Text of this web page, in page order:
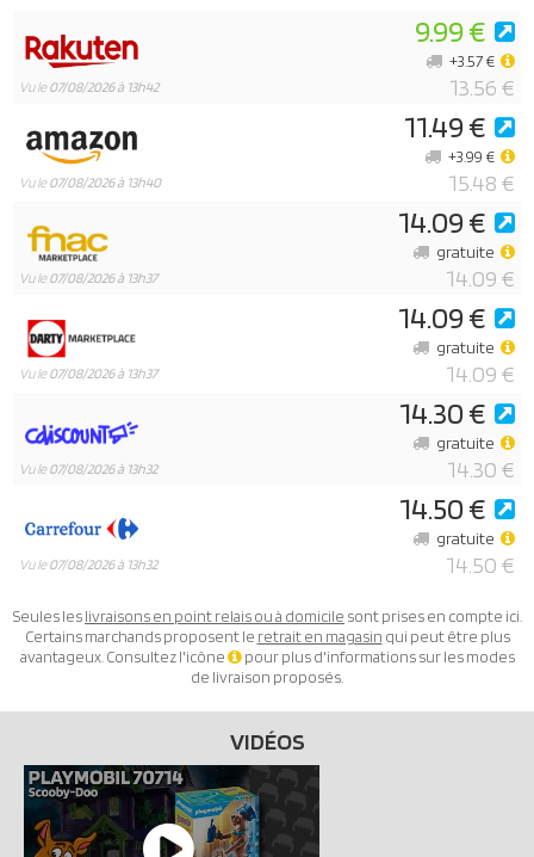
Vu le07/08/2026 à 13h42
9.99 €
13.56 €
+3.57 €
Vu le07/08/2026 à 13h40
11.49 €
15.48 €
+3.99 €
Vu le07/08/2026 à 13h37
14.09 €
14.09 €
gratuite
Vu le07/08/2026 à 13h37
14.09 €
14.09 €
gratuite
Vu le07/08/2026 à 13h32
14.30 €
14.30 €
gratuite
Vu le07/08/2026 à 13h32
14.50 €
14.50 €
gratuite
Seules leslivraisons en point relais ou à domicile sont prises en compte ici.
Certains marchands proposent le retrait en magasin qui peut être plus
avantageux. Consultez l'icône
pour plus d'informations sur les modes
de livraison proposés.
VIDÉOS